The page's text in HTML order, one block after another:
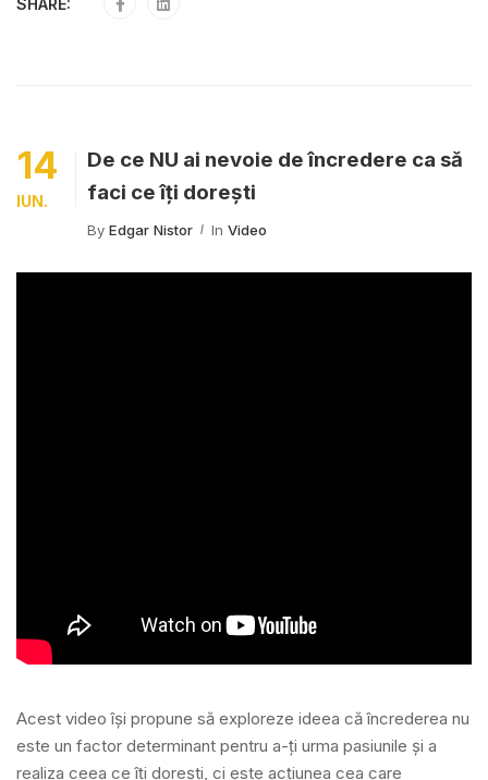
SHARE:
14
IUN.
De ce NU ai nevoie de încredere ca să
faci ce îți dorești
By Edgar Nistor In Video
Acest video își propune să exploreze ideea că încrederea nu
este un factor determinant pentru a-ți urma pasiunile și a
realiza ceea ce îți dorești, ci este acțiunea cea care